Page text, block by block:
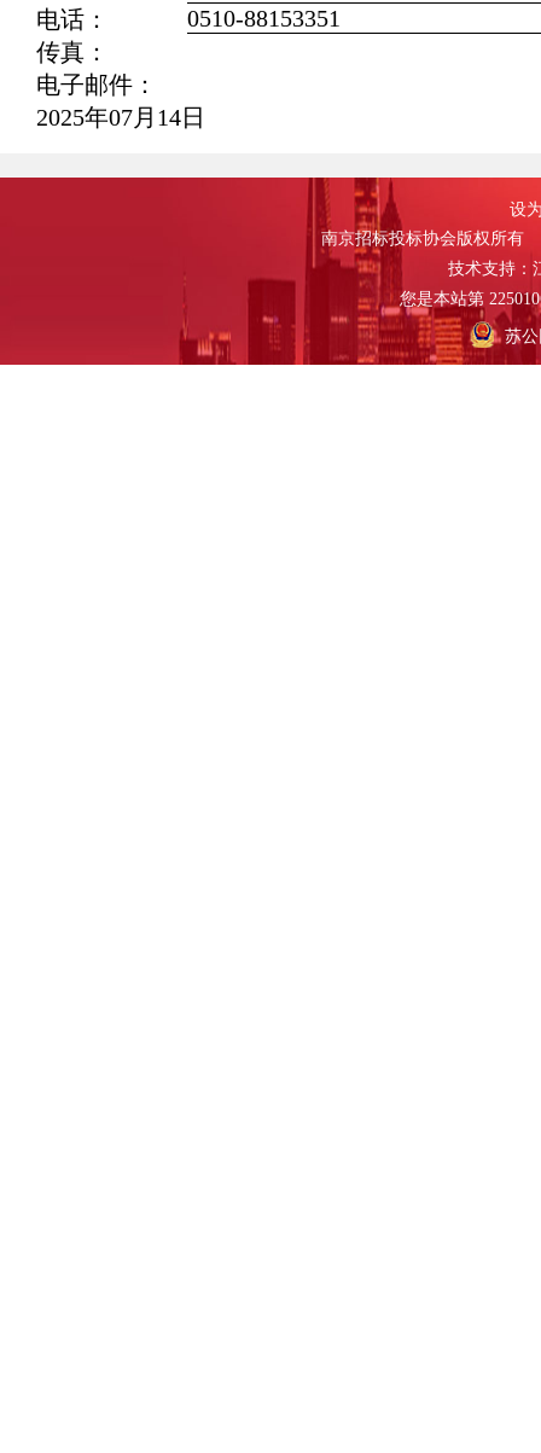
电话：
0510-88153351
传真：
电子邮件：
2025年07月14日
设
南京招标投标协会版权所有
技术支持：
您是本站第
苏公